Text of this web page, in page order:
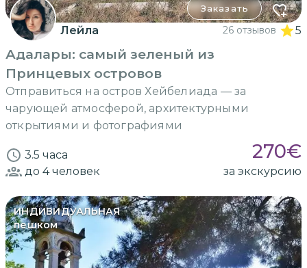
Заказать
Лейла 26 отзывов 5
Адалары: самый зеленый из
Принцевых островов
Отправиться на остров Хейбелиада — за
чарующей атмосферой, архитектурными
открытиями и фотографиями
3.5 часа 270€
до 4человек за экскурсию
ИНДИВИДУАЛЬНАЯ
пешком